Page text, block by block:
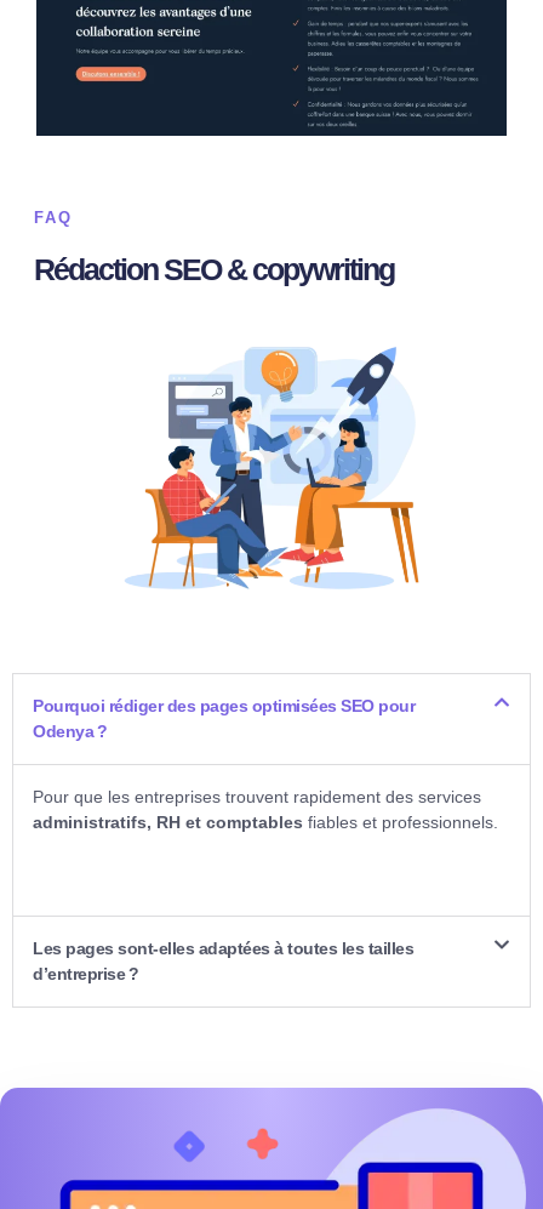
FAQ
Rédaction SEO & copywriting
Pourquoi rédiger des pages optimisées SEO pour
Odenya ?
Pour que les entreprises trouvent rapidement des services
administratifs, RH et comptables fiables et professionnels.
Les pages sont-elles adaptées à toutes les tailles
d’entreprise ?